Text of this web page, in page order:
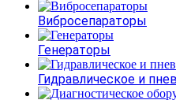
Вибросепараторы
Генераторы
Гидравлическое и